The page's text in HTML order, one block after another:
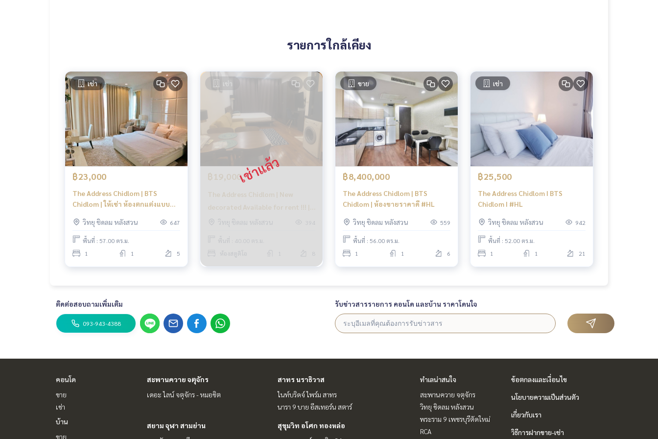
ng #roomforrent #Sukhumvit #primearea #cbd #hospital #bts #btsphromphong #asoke #thonglor #family
รายการใกล้เคียง
เช่า
฿23,000
The Address Chidlom | BTS
Chidlom | ให้เช่า ห้องตกแต่งแบบ
วิทยุ ชิดลม หลังสวน
647
พื้นที่ : 57.00 ตร.ม.
1
1 5
เช่า
฿19,000
The Address Chidlom | New
decorated Available for rent !!! |
HL Focus
วิทยุ ชิดลม หลังสวน 394
พื้นที่ : 40.00 ตร.ม.
ห้องสตูดิโอ
8
ขาย
฿8,400,000
The Address Chidlom | BTS
Chidlom | ห้องขายราคาดี #HL
วิทยุ ชิดลม หลังสวน 559
พื้นที่ : 56.00 ตร.ม.
1
1 6
เช่า
฿25,500
The Address Chidlom I BTS
Chidlom I #HL
วิทยุ ชิดลม หลังสวน 942
พื้นที่ : 52.00 ตร.ม.
1
1 21
ติดต่อสอบถามเพิ่มเติม
093-943-4388
รับข่าวสารรายการ คอนโด และบ้าน ราคาโดนใจ
คอนโด
ขาย
เช่า
บ้าน
ขาย
สะพานควาย จตุจักร
เดอะ ไลน์ จตุจักร - หมอชิต
สาทร นราธิวาส
ไนท์บริดจ์ ไพร์ม สาทร
นารา 9 บาย อีสเทอร์น สตาร์
สยาม จุฬา สามย่าน
สุขุมวิท อโศก ทองหล่อ
ทำเลน่าสนใจ
สะพานควาย จตุจักร
วิทยุ ชิดลม หลังสวน
พระราม 9 เพชรบุรีตัดใหม่
RCA
ข้อตกลงและเงื่อนไข
นโยบายความเป็นส่วนตัว
เกี่ยวกับเรา
วิธีการฝากขาย-เช่า